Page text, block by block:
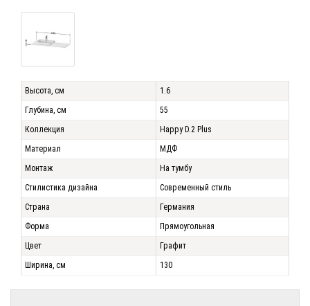
Высота, см
1.6
Глубина, см
55
Коллекция
Happy D.2 Plus
Материал
МДФ
Монтаж
На тумбу
Стилистика дизайна
Современный стиль
Страна
Германия
Форма
Прямоугольная
Цвет
Графит
Ширина, см
130